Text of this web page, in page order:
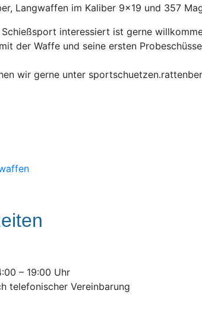
Langwaffen im Kaliber 9×19 und 357
interessiert ist gerne
der Waffe und seine ersten
wir gerne unter
– 19:00 Uhr
telefonischer Vereinbarung